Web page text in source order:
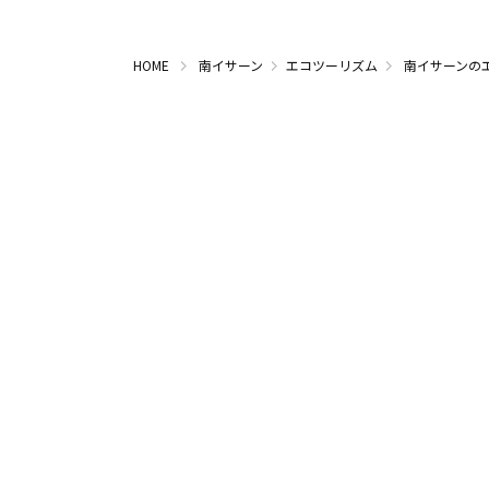
HOME 南イサーン エコツーリズム 南イサーンの